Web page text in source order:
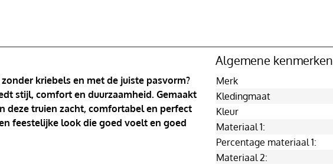
kriebels en met de juiste pasvorm?
stijl, comfort en duurzaamheid. Gemaakt
deze truien zacht, comfortabel en perfect
feestelijke look die goed voelt en goed
Algemene kenmerken
Merk
Kledingmaat
Kleur
Materiaal 1:
Percentage materiaal 1:
Materiaal 2: